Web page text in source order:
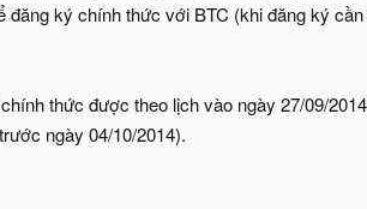
ký chính thức với BTC (khi đăng ký
thức được theo lịch vào ngày 27/09/
ngày 04/10/2014).